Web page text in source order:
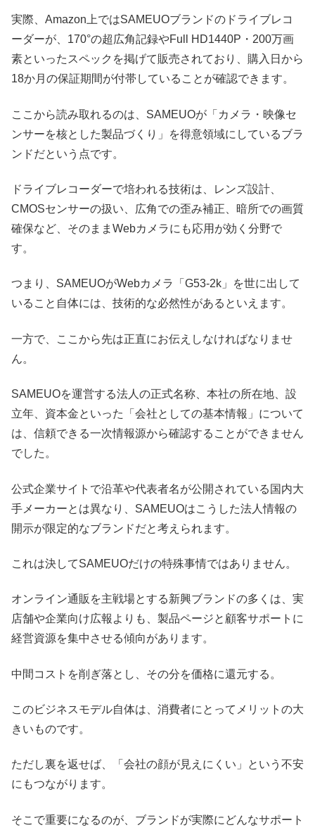
実際、Amazon上ではSAMEUOブランドのドライブレコ
ーダーが、170°の超広角記録やFull HD1440P・200万画
素といったスペックを掲げて販売されており、購入日から
18か月の保証期間が付帯していることが確認できます。
ここから読み取れるのは、SAMEUOが「カメラ・映像セ
ンサーを核とした製品づくり」を得意領域にしているブラ
ンドだという点です。
ドライブレコーダーで培われる技術は、レンズ設計、
CMOSセンサーの扱い、広角での歪み補正、暗所での画質
確保など、そのままWebカメラにも応用が効く分野で
す。
つまり、SAMEUOがWebカメラ「G53-2k」を世に出して
いること自体には、技術的な必然性があるといえます。
一方で、ここから先は正直にお伝えしなければなりませ
ん。
SAMEUOを運営する法人の正式名称、本社の所在地、設
立年、資本金といった「会社としての基本情報」について
は、信頼できる一次情報源から確認することができません
でした。
公式企業サイトで沿革や代表者名が公開されている国内大
手メーカーとは異なり、SAMEUOはこうした法人情報の
開示が限定的なブランドだと考えられます。
これは決してSAMEUOだけの特殊事情ではありません。
オンライン通販を主戦場とする新興ブランドの多くは、実
店舗や企業向け広報よりも、製品ページと顧客サポートに
経営資源を集中させる傾向があります。
中間コストを削ぎ落とし、その分を価格に還元する。
このビジネスモデル自体は、消費者にとってメリットの大
きいものです。
ただし裏を返せば、「会社の顔が見えにくい」という不安
にもつながります。
そこで重要になるのが、ブランドが実際にどんなサポート